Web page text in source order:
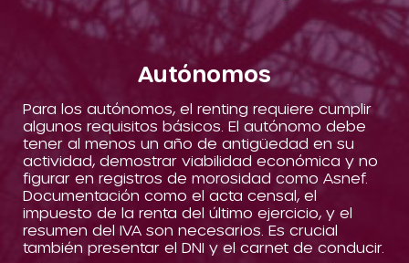
Autónomos
Para los autónomos, el renting requiere cumplir
algunos requisitos básicos. El autónomo debe
tener al menos un año de antigüedad en su
actividad, demostrar viabilidad económica y no
figurar en registros de morosidad como Asnef.
Documentación como el acta censal, el
impuesto de la renta del último ejercicio, y el
resumen del IVA son necesarios. Es crucial
también presentar el DNI y el carnet de conducir.